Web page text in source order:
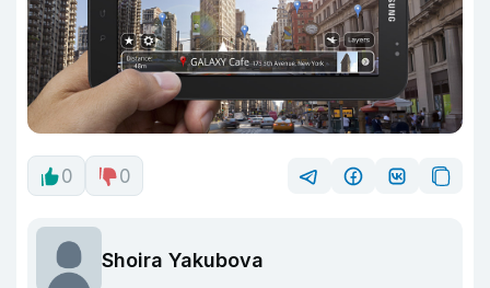
0 0
Shoira Yakubova